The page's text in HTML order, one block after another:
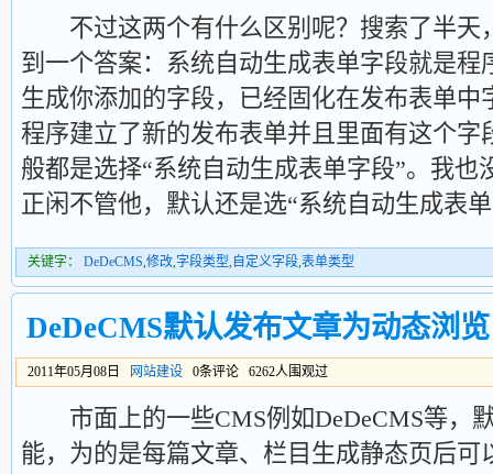
不过这两个有什么区别呢？搜索了半天
到一个答案：系统自动生成表单字段就是程
生成你添加的字段，已经固化在发布表单中
程序建立了新的发布表单并且里面有这个字
般都是选择“系统自动生成表单字段”。我也
正闲不管他，默认还是选“系统自动生成表
关键字： DeDeCMS,修改,字段类型,自定义字段,表单类型
DeDeCMS默认发布文章为动态浏览
2011年05月08日 网站建设 0条评论 6262人围观过
市面上的一些CMS例如DeDeCMS等，
能，为的是每篇文章、栏目生成静态页后可